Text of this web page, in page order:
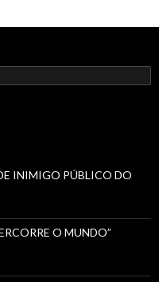
INIMIGO PÚBLICO DO
O MUNDO”